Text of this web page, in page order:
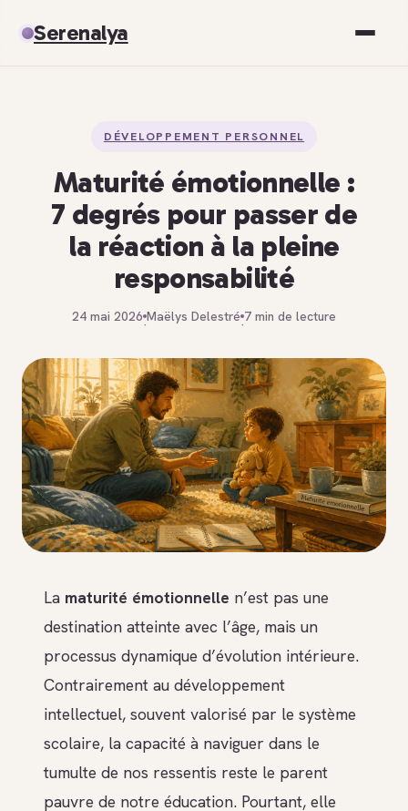
Serenalya
Spiritualité
Développement personnel
DÉVELOPPEMENT PERSONNEL
Maturité émotionnelle :
7 degrés pour passer de
la réaction à la pleine
responsabilité
24 mai 2026
·
Maëlys Delestré
·
7 min de lecture
La maturité émotionnelle n’est pas une
destination atteinte avec l’âge, mais un
processus dynamique d’évolution intérieure.
Contrairement au développement
intellectuel, souvent valorisé par le système
scolaire, la capacité à naviguer dans le
tumulte de nos ressentis reste le parent
pauvre de notre éducation. Pourtant, elle